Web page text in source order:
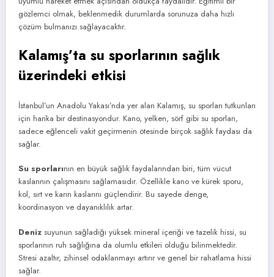
gözlemci olmak, beklenmedik durumlarda sorunuza daha hızlı
çözüm bulmanızı sağlayacaktır.
Kalamış’ta su sporlarının sağlık
üzerindeki etkisi
İstanbul’un Anadolu Yakası’nda yer alan Kalamış, su sporları tutkunları
için harika bir destinasyondur. Kano, yelken, sörf gibi su sporları,
sadece eğlenceli vakit geçirmenin ötesinde birçok sağlık faydası da
sağlar.
Su sporlarının en büyük sağlık faydalarından biri, tüm vücut
kaslarının çalışmasını sağlamasıdır. Özellikle kano ve kürek sporu,
kol, sırt ve karın kaslarını güçlendirir. Bu sayede denge,
koordinasyon ve dayanıklılık artar.
Deniz suyunun sağladığı yüksek mineral içeriği ve tazelik hissi, su
sporlarının ruh sağlığına da olumlu etkileri olduğu bilinmektedir.
Stresi azaltır, zihinsel odaklanmayı artırır ve genel bir rahatlama hissi
sağlar.